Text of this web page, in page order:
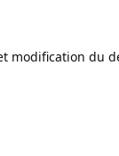
modification du